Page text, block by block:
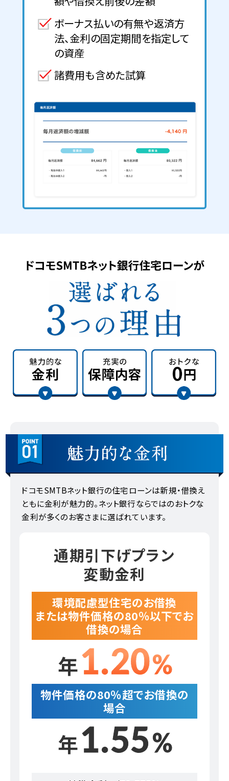
ボーナス払いの有無や返済方
法、金利の固定期間を指定して
の資産
諸費用も含めた試算
ドコモSMTBネット銀行の住宅ローンは新規・借換え
ともに金利が魅力的。ネット銀行ならではのおトクな
金利が多くのお客さまに選ばれています。
通期引下げプラン
変動金利
環境配慮型住宅のお借換
または物件価格の80％以下でお
借換の場合
年1.20%
物件価格の80％超でお借換の
場合
年1.55%